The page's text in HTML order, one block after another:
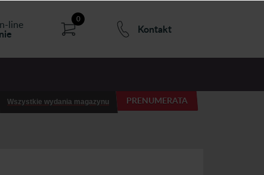
line 0
Kontakt
PRENUMERATA
Wszystkie wydania magazynu